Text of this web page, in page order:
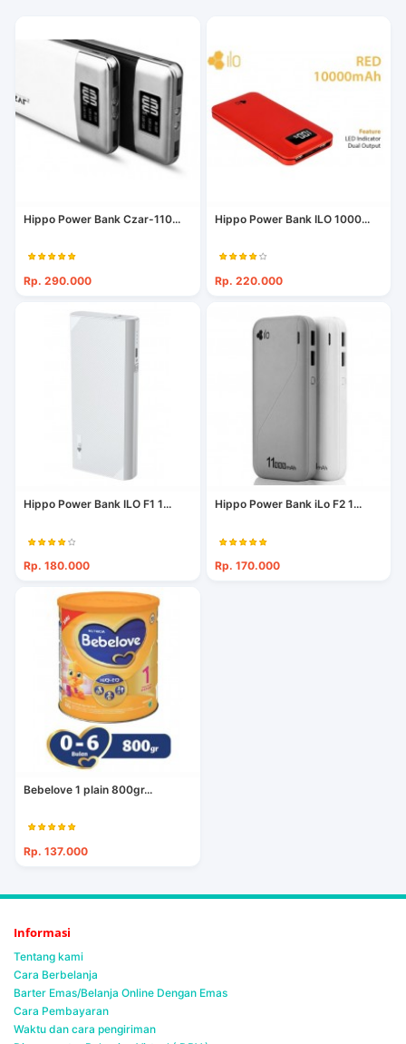
Hippo Power Bank Czar-110...
Rp. 290.000
Hippo Power Bank ILO 1000...
Rp. 220.000
Hippo Power Bank ILO F1 1...
Rp. 180.000
Hippo Power Bank iLo F2 1...
Rp. 170.000
Bebelove 1 plain 800gr...
Rp. 137.000
Informasi
Tentang kami
Cara Berbelanja
Barter Emas/Belanja Online Dengan Emas
Cara Pembayaran
Waktu dan cara pengiriman